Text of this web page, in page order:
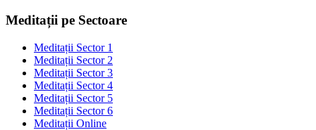
Meditații pe Sectoare
Meditații Sector 1
Meditații Sector 2
Meditații Sector 3
Meditații Sector 4
Meditații Sector 5
Meditații Sector 6
Meditații Online